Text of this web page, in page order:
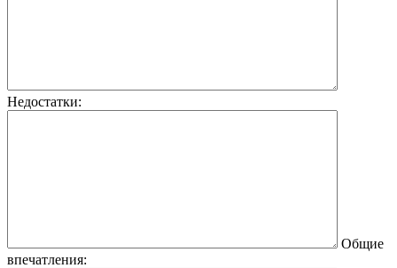
Недостатки:
Общие
впечатления: